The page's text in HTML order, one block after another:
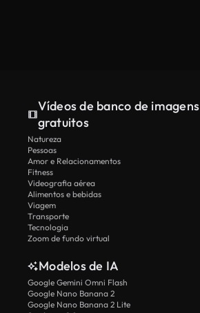
Vídeos de banco de imagens
gratuitos
Natureza
Pessoas
Amor e Relacionamentos
Fitness
Videografia aérea
Alimentos e bebidas
Viagem
Transporte
Tecnologia
Zoom de fundo virtual
Modelos de IA
Google Gemini Omni Flash
Google Nano Banana 2
Google Nano Banana 2 Lite